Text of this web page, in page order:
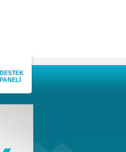
DESTEK
PANELİ